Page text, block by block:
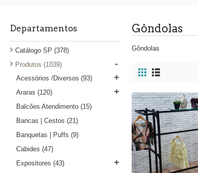
Departamentos
Catálogo SP (378)
Produtos (1039) -
Acessórios /Diversos (93) +
Araras (120) +
Balcões Atendimento (15)
Bancas | Cestos (21)
Banquetas | Puffs (9)
Cabides (47)
Expositores (43) +
Gôndolas
Gôndolas